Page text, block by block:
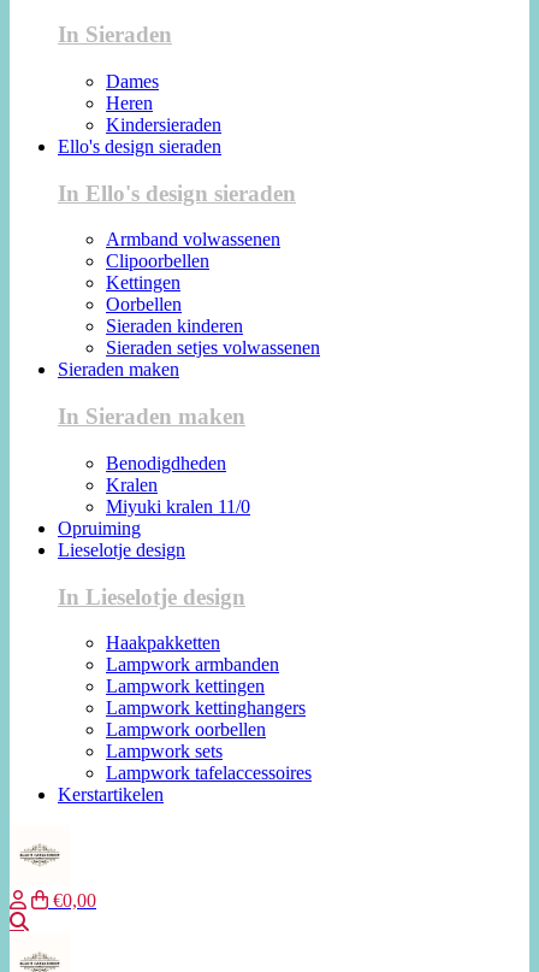
In Sieraden
Dames
Heren
Kindersieraden
Ello's design sieraden
In Ello's design sieraden
Armband volwassenen
Clipoorbellen
Kettingen
Oorbellen
Sieraden kinderen
Sieraden setjes volwassenen
Sieraden maken
In Sieraden maken
Benodigdheden
Kralen
Miyuki kralen 11/0
Opruiming
Lieselotje design
In Lieselotje design
Haakpakketten
Lampwork armbanden
Lampwork kettingen
Lampwork kettinghangers
Lampwork oorbellen
Lampwork sets
Lampwork tafelaccessoires
Kerstartikelen
€0,00